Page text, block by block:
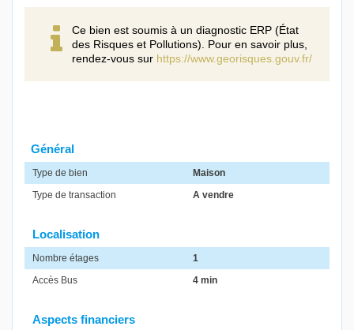
Ce bien est soumis à un diagnostic ERP (État
des Risques et Pollutions). Pour en savoir plus,
rendez-vous sur https://www.georisques.gouv.fr/
Général
Type de bien
Maison
Type de transaction
A vendre
Localisation
Nombre étages
1
Accès Bus
4 min
Aspects financiers